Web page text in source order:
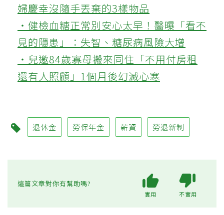
婦慶幸沒隨手丟棄的3樣物品
‧健檢血糖正常別安心太早！醫曝「看不
見的隱患」：失智、糖尿病風險大增
‧兒邀84歲寡母搬來同住「不用付房租
還有人照顧」1個月後幻滅心寒
退休金 勞保年金 薪資 勞退新制
這篇文章對你有幫助嗎?
實用 不實用